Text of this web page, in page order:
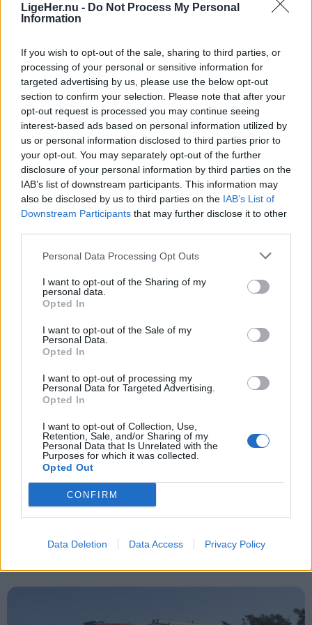
LigeHer.nu - Do Not Process My Personal
Information
If you wish to opt-out of the sale, sharing to third parties, or
processing of your personal or sensitive information for
targeted advertising by us, please use the below opt-out
section to confirm your selection. Please note that after your
opt-out request is processed you may continue seeing
interest-based ads based on personal information utilized by
us or personal information disclosed to third parties prior to
your opt-out. You may separately opt-out of the further
disclosure of your personal information by third parties on the
IAB’s list of downstream participants. This information may
also be disclosed by us to third parties on the IAB’s List of
Downstream Participants that may further disclose it to other
Personal Data Processing Opt Outs
I want to opt-out of the Sharing of my
personal data.
Opted In
I want to opt-out of the Sale of my
Personal Data.
Opted In
I want to opt-out of processing my
Personal Data for Targeted Advertising.
Opted In
I want to opt-out of Collection, Use,
Retention, Sale, and/or Sharing of my
Personal Data that Is Unrelated with the
Purposes for which it was collected.
Opted Out
CONFIRM
Data Deletion Data Access Privacy Policy
agerer efter et forsigtighedsprincip.
- Ulven er blevet en del af den danske natur. Hvis
den skal være det på en ordentlig måde, kræver
det, at vi fra politisk hold og fra myndighedernes
side bruger de muligheder, vi har for at passe
godt på befolkningen, siger ministeren til
styrelsens hjemmeside.
- Hvis vi oplever problemulve, så skal de skydes.
Og i forlængelse af episoden fra Bunken
siger Christian Rabjerg Madsen.
Ulven er som udgangspunkt fredet i Danmark og
resten af EU, da bestanden har været truet af
udryddelse.
En ulv må dog skydes, hvis den kategoriseres som
tilladelse.
redningsberedskaber i Nordjylland blev hurtigere
Det viser Beredskabsstyrelsens nye opgørelse,
Redningsberedskabet i tal 2025, hvor Region
Nordjylland er den region, der havde den mest
positive udvikling.
Det oplyser Beredskabet i en pressemeddelelse.
Den gennemsnitlige afgangstid faldt fra 3
minutter og 36 sekunder i 2024 til 3 minutter og
32 sekunder i 2025.
første køretøj forlod brandstationen inden for ét
minut, fra 18 til 20 procent.
Andelen af udrykninger inden for fem minutter
Udviklingen står i kontrast til resten af landet, hvor
den gennemsnitlige afgangstid steg med to
sekunder til 2 minutter og 41 sekunder.
Aalborg blandt de hurtigste
Aalborg havde en af de største forbedringer
Samtidig steg andelen af udrykninger, der afgik
Vis mere
Kategorier
Events
Mennesker
Shopping
Mad & drikke